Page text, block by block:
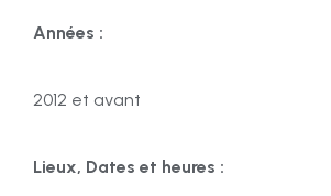
Années :
2012 et avant
Lieux, Dates et heures :